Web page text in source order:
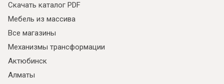
Скачать каталог PDF
Мебель из массива
Все магазины
Механизмы трансформации
Актюбинск
Алматы